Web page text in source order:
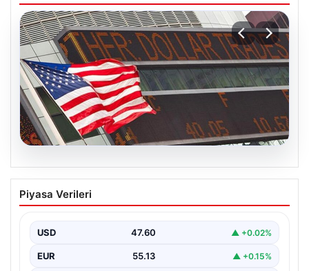
04.08.2026
FED faiz kararı ne zaman açıklanacak?
Nisan ayı faiz beklentisi belli oldu
Piyasa Verileri
USD 47.60 ▲ +0.02%
EUR 55.13 ▲ +0.15%